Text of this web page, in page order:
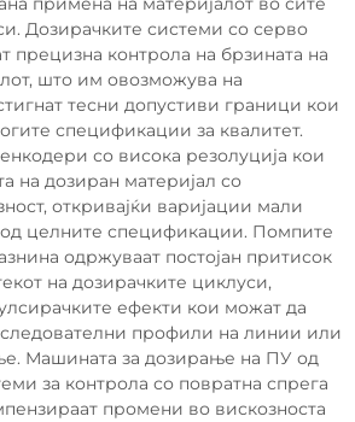
Дозирачките системи со серво
прецизна контрола на брзината на
што им овозможува на
тесни допустиви граници кои
спецификации за квалитет.
со висока резолуција кои
на дозиран материјал со
откривајќи варијации мали
целните спецификации. Помпите
одржуваат постојан притисок
на дозирачките циклуси,
ефекти кои можат да
профили на линии или
Машината за дозирање на ПУ од
за контрола со повратна спрега
промени во вискозноста